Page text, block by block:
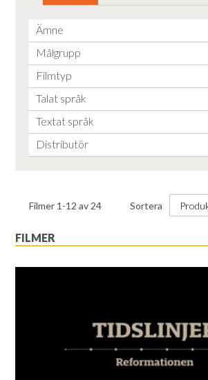
Ämne
Målgrupp
Filmtyp
Talat språk
Textat språk
Distributör
Filmer 1 -12 av 24 Sortera
FILMER